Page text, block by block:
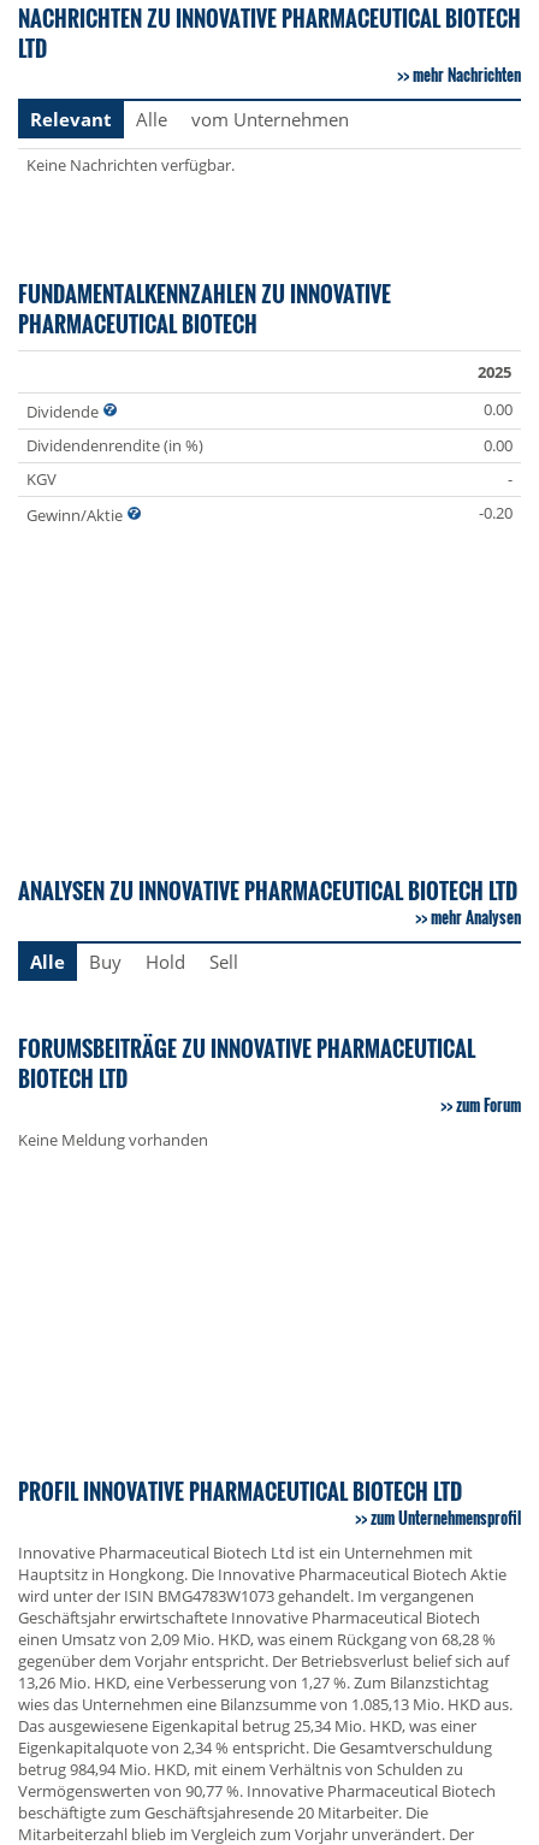
NACHRICHTEN ZU INNOVATIVE PHARMACEUTICAL BIOTECH
LTD
mehr Nachrichten
Relevant
Alle vom Unternehmen
Keine Nachrichten verfügbar.
FUNDAMENTALKENNZAHLEN ZU INNOVATIVE
PHARMACEUTICAL BIOTECH
2025
Dividende
0.00
Dividendenrendite (in %)
0.00
KGV
-
Gewinn/Aktie
-0.20
ANALYSEN ZU INNOVATIVE PHARMACEUTICAL BIOTECH LTD
mehr Analysen
Alle
Buy Hold Sell
FORUMSBEITRÄGE ZU INNOVATIVE PHARMACEUTICAL
BIOTECH LTD
zum Forum
Keine Meldung vorhanden
PROFIL INNOVATIVE PHARMACEUTICAL BIOTECH LTD
zum Unternehmensprofil
Innovative Pharmaceutical Biotech Ltd ist ein Unternehmen mit
Hauptsitz in Hongkong. Die Innovative Pharmaceutical Biotech Aktie
wird unter der ISIN BMG4783W1073 gehandelt. Im vergangenen
Geschäftsjahr erwirtschaftete Innovative Pharmaceutical Biotech
einen Umsatz von 2,09 Mio. HKD, was einem Rückgang von 68,28 %
gegenüber dem Vorjahr entspricht. Der Betriebsverlust belief sich auf
13,26 Mio. HKD, eine Verbesserung von 1,27 %. Zum Bilanzstichtag
wies das Unternehmen eine Bilanzsumme von 1.085,13 Mio. HKD aus.
Das ausgewiesene Eigenkapital betrug 25,34 Mio. HKD, was einer
Eigenkapitalquote von 2,34 % entspricht. Die Gesamtverschuldung
betrug 984,94 Mio. HKD, mit einem Verhältnis von Schulden zu
Vermögenswerten von 90,77 %. Innovative Pharmaceutical Biotech
beschäftigte zum Geschäftsjahresende 20 Mitarbeiter. Die
Mitarbeiterzahl blieb im Vergleich zum Vorjahr unverändert. Der